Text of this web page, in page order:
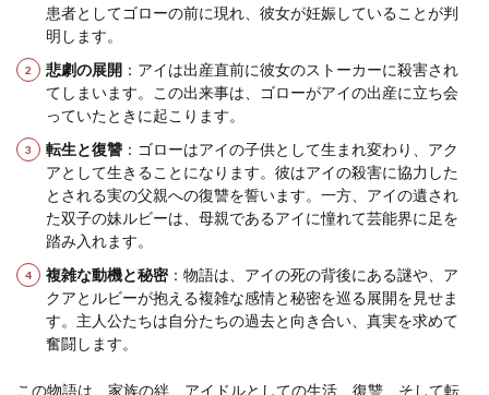
患者としてゴローの前に現れ、彼女が妊娠していることが判
明します​​。
悲劇の展開 ：アイは出産直前に彼女のストーカーに殺害され
てしまいます。この出来事は、ゴローがアイの出産に立ち会
っていたときに起こります​​。
転生と復讐 ：ゴローはアイの子供として生まれ変わり、アク
アとして生きることになります。彼はアイの殺害に協力した
とされる実の父親への復讐を誓います。一方、アイの遺され
た双子の妹ルビーは、母親であるアイに憧れて芸能界に足を
踏み入れます​​。
複雑な動機と秘密：物語は、アイの死の背後にある謎や、ア
クアとルビーが抱える複雑な感情と秘密を巡る展開を見せま
す。主人公たちは自分たちの過去と向き合い、真実を求めて
奮闘します​​。
この物語は、家族の絆、アイドルとしての生活、復讐、そして転